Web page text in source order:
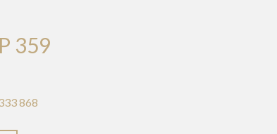
359
868